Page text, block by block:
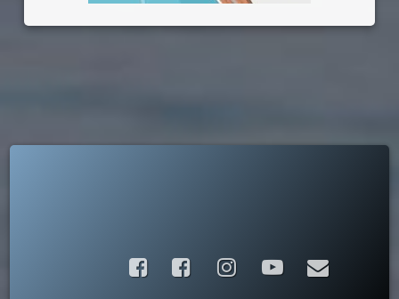
FacebookInstagram
YouTubeE-post